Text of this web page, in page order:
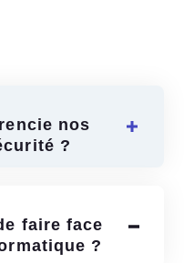
nos
?
faire face
?